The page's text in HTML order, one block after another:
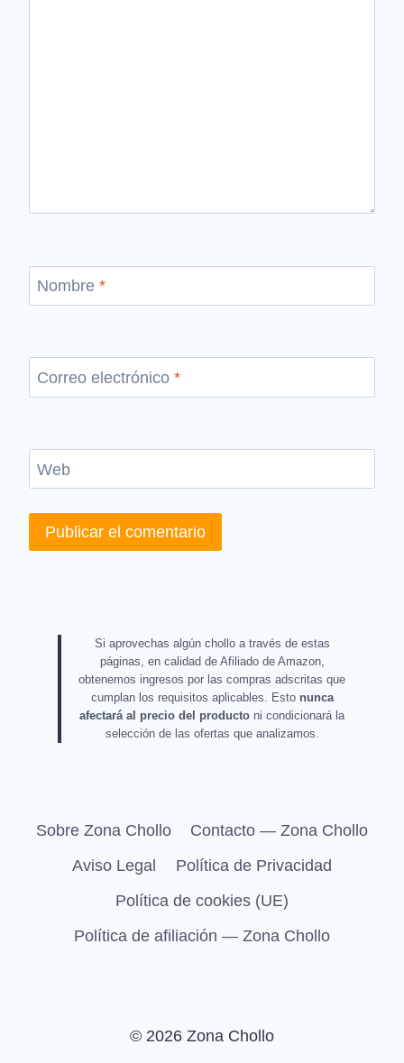
Nombre *
Correo electrónico *
Web
Si aprovechas algún chollo a través de estas
páginas, en calidad de Afiliado de Amazon,
obtenemos ingresos por las compras adscritas que
cumplan los requisitos aplicables. Esto nunca
afectará al precio del producto ni condicionará la
selección de las ofertas que analizamos.
Sobre Zona Chollo
Contacto — Zona Chollo
Aviso Legal
Política de Privacidad
Política de cookies (UE)
Política de afiliación — Zona Chollo
© 2026 Zona Chollo